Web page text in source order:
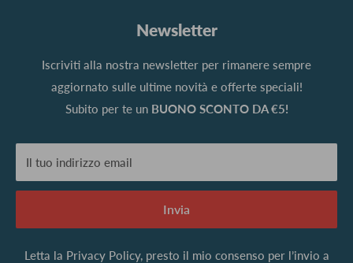
Newsletter
Iscriviti alla nostra newsletter per rimanere sempre
aggiornato sulle ultime novità e offerte speciali!
Subito per te un BUONO SCONTO DA €5!
Il tuo indirizzo email
Invia
Letta la Privacy Policy, presto il mio consenso per l’invio a